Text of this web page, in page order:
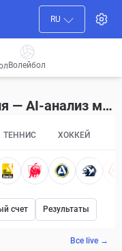
RU
Волейбол
Прогнозы на футбол сегодня — AI-анализ матчей воскресенье, 9 августа 2026 г.
ТЕННИС ХОККЕЙ
счет Результаты
Все live →